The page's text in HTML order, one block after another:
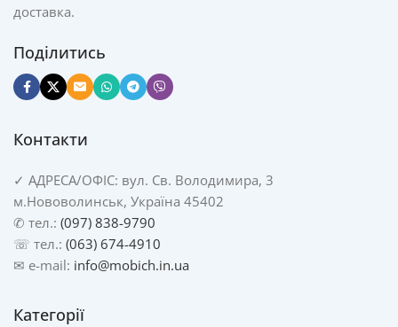
доставка.
Поділитись
Контакти
✓ АДРЕСА/ОФІС: вул. Св. Володимира, 3
м.Нововолинськ, Україна 45402
✆ тел.: (097) 838-9790
☏ тел.: (063) 674-4910
✉ e-mail: info@mobich.in.ua
Категорії